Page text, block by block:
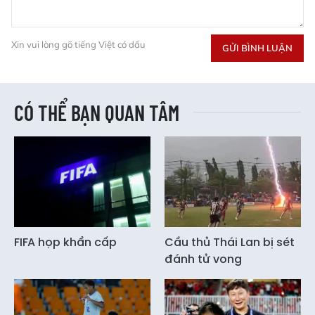
Xin vui lòng gõ tiếng Việt có dấu GỬI BÌNH LUẬN
CÓ THỂ BẠN QUAN TÂM
FIFA họp khẩn cấp
Cầu thủ Thái Lan bị sét
đánh tử vong